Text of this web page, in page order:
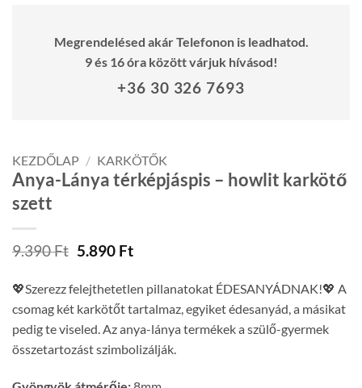
Megrendelésed akár Telefonon is leadhatod.
9 és 16 óra között várjuk hívásod!
+36 30 326 7693
KEZDŐLAP / KARKÖTŐK
Anya-Lánya térképjáspis – howlit karkötő
szett
9.390Ft Original
was:
9.390 Ft.
5.890 FtCurrent
5.890 Ft.
💖Szerezz felejthetetlen pillanatokat ÉDESANYÁDNAK!💖 A
csomag két karkötőt tartalmaz, egyiket édesanyád, a másikat
pedig te viseled. Az anya-lánya termékek a szülő-gyermek
összetartozást szimbolizálják.